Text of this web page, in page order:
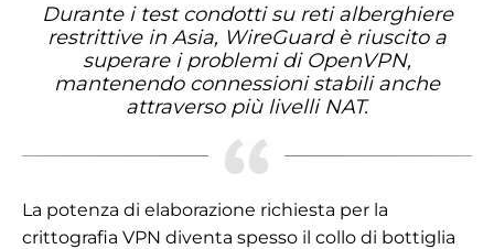
Durante i test condotti su reti alberghiere
restrittive in Asia, WireGuard è riuscito a
superare i problemi di OpenVPN,
mantenendo connessioni stabili anche
attraverso più livelli NAT.
La potenza di elaborazione richiesta per la
crittografia VPN diventa spesso il collo di bottiglia